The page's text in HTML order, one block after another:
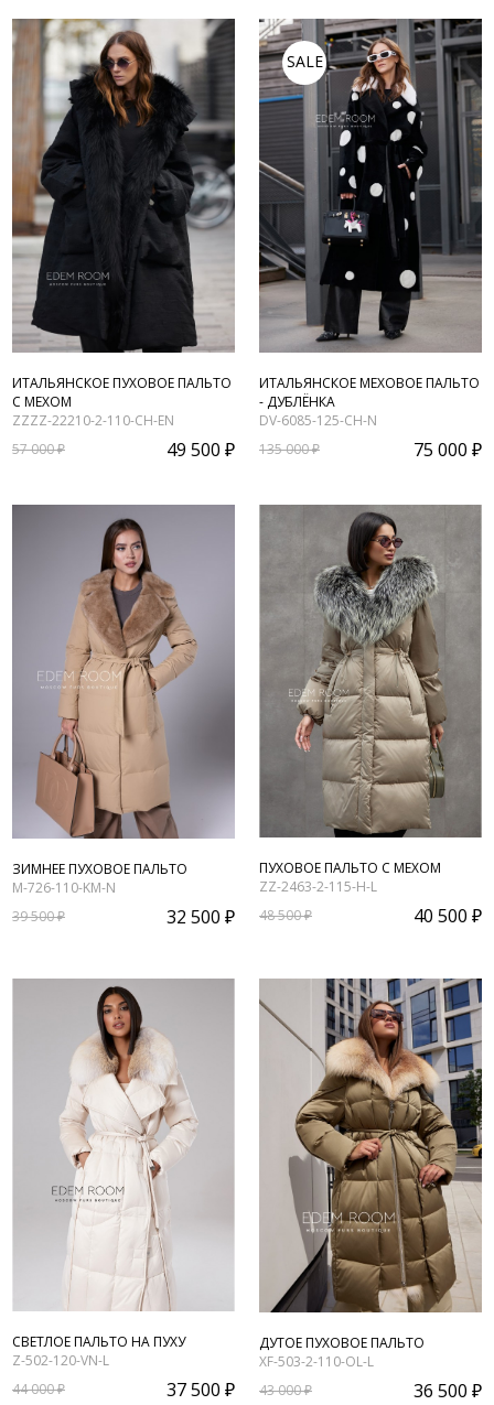
ИТАЛЬЯНСКОЕ ПУХОВОЕ ПАЛЬТО
С МЕХОМ
ZZZZ-22210-2-110-CH-EN
57 000 ₽
49 500 ₽
SALE
ИТАЛЬЯНСКОЕ МЕХОВОЕ ПАЛЬТО
- ДУБЛЁНКА
DV-6085-125-CH-N
135 000 ₽
75 000 ₽
ЗИМНЕЕ ПУХОВОЕ ПАЛЬТО
M-726-110-KM-N
39 500 ₽
32 500 ₽
ПУХОВОЕ ПАЛЬТО С МЕХОМ
ZZ-2463-2-115-H-L
48 500 ₽
40 500 ₽
СВЕТЛОЕ ПАЛЬТО НА ПУХУ
Z-502-120-VN-L
44 000 ₽
37 500 ₽
ДУТОЕ ПУХОВОЕ ПАЛЬТО
XF-503-2-110-OL-L
43 000 ₽
36 500 ₽